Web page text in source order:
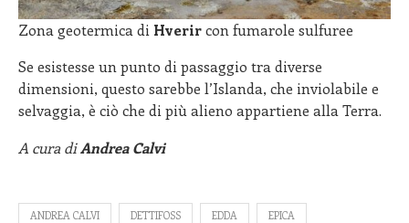
Zona geotermica di Hverircon fumarole sulfuree
Se esistesse un punto di passaggio tra diverse
dimensioni, questo sarebbe l’Islanda, che inviolabile e
selvaggia, è ciò che di più alieno appartiene alla Terra.
A cura diAndrea Calvi
ANDREA CALVI DETTIFOSS EDDA EPICA